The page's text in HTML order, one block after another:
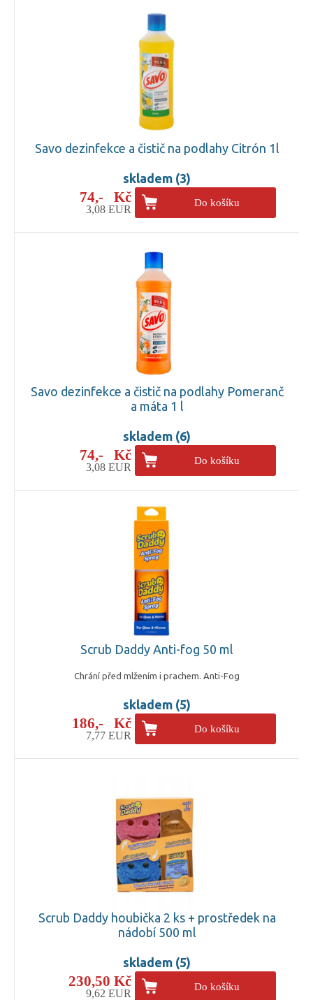
Savo dezinfekce a čistič na podlahy Citrón 1l
skladem (3)
74,- Kč
3,08 EUR
Do košíku
Savo dezinfekce a čistič na podlahy Pomeranč
a máta 1 l
skladem (6)
74,- Kč
3,08 EUR
Do košíku
Scrub Daddy Anti-fog 50 ml
Chrání před mlžením i prachem. Anti-Fog
skladem (5)
186,- Kč
7,77 EUR
Do košíku
Scrub Daddy houbička 2 ks + prostředek na
nádobí 500 ml
skladem (5)
230,50 Kč
9,62 EUR
Do košíku